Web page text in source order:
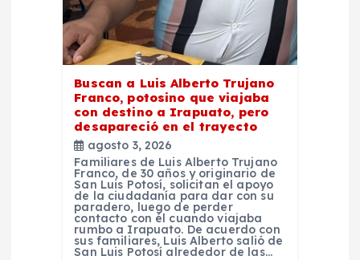
Buscan a Luis Alberto Trujano
Franco, potosino que viajaba
con destino a Irapuato, pero
desapareció en el trayecto
agosto 3, 2026
Familiares de Luis Alberto Trujano
Franco, de 30 años y originario de
San Luis Potosí, solicitan el apoyo
de la ciudadanía para dar con su
paradero, luego de perder
contacto con él cuando viajaba
rumbo a Irapuato. De acuerdo con
sus familiares, Luis Alberto salió de
San Luis Potosí alrededor de las…